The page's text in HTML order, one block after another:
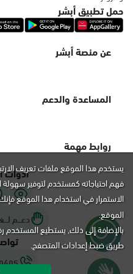
التوجه للموقع
الدمام, فرع
الجمعة (16:00-23:00)
تويوتا، الدمام
السبت - الخميس (09:00-23:00)
الجمعة (16:00-23:00)
التوجه للموقع
حمل تطبيق أبشر
عن منصة أبشر
المساعدة والدعم
روابط مهمة
أدوات
دعـــم
يستخدم هذا الموقع ملفات تعريف
فهم احتياجاته كمستخدم لتوفير
الاستمرار في استخدام هذا الموقع
الموقع.
بالإضافة إلى ذلك, يستطيع المستخدم
طريق ضبط إعدادات المتصفح.